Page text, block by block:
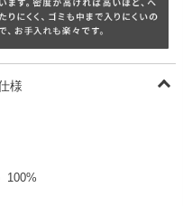
様
100%